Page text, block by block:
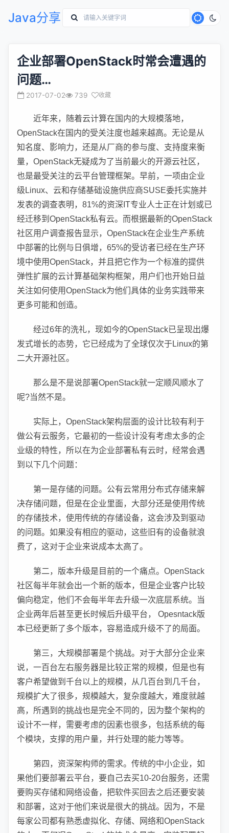
Java分享
企业部署OpenStack时常会遭遇的
问题…
2017-07-02 739 收藏
近年来，随着云计算在国内的大规模落地，
OpenStack在国内的受关注度也越来越高。无论是从
知名度、影响力，还是从厂商的参与度、支持度来衡
量，OpenStack无疑成为了当前最火的开源云社区，
也是最受关注的云平台管理框架。早前，一项由企业
级Linux、云和存储基础设施供应商SUSE委托实施并
发表的调查表明，81%的资深IT专业人士正在计划或已
经迁移到OpenStack私有云。而根据最新的OpenStack
社区用户调查报告显示，OpenStack在企业生产系统
中部署的比例与日俱增，65%的受访者已经在生产环
境中使用OpenStack，并且把它作为一个标准的提供
弹性扩展的云计算基础架构框架，用户们也开始日益
关注如何使用OpenStack为他们具体的业务实践带来
更多可能和创造。
经过6年的洗礼，现如今的OpenStack已呈现出爆
发式增长的态势，它已经成为了全球仅次于Linux的第
二大开源社区。
那么是不是说部署OpenStack就一定顺风顺水了
呢?当然不是。
实际上，OpenStack架构层面的设计比较有利于
做公有云服务，它最初的一些设计没有考虑太多的企
业级的特性，所以在为企业部署私有云时，经常会遇
到以下几个问题：
第一是存储的问题。公有云常用分布式存储来解
决存储问题，但是在企业里面，大部分还是使用传统
的存储技术，使用传统的存储设备，这会涉及到驱动
的问题。如果没有相应的驱动，这些旧有的设备就浪
费了，这对于企业来说成本太高了。
第二，版本升级是目前的一个痛点。OpenStack
社区每半年就会出一个新的版本，但是企业客户比较
偏向稳定，他们不会每半年去升级一次底层系统。当
企业两年后甚至更长时候后升级平台， Opesntack版
本已经更新了多个版本，容易造成升级不了的局面。
第三，大规模部署是个挑战。对于大部分企业来
说，一百台左右服务器是比较正常的规模，但是也有
客户希望做到千台以上的规模，从几百台到几千台，
规模扩大了很多，规模越大，复杂度越大，难度就越
高，所遇到的挑战也是完全不同的，因为整个架构的
设计不一样，需要考虑的因素也很多，包括系统的每
个模块，支撑的用户量，并行处理的能力等等。
第四，资深架构师的需求。传统的中小企业，如
果他们要部署云平台，要自己去买10-20台服务，还需
要购买存储和网络设备，把软件买回去之后还要安装
和部署，这对于他们来说是很大的挑战。因为，不是
每家公司都有熟悉虚拟化、存储、网络和OpenStack